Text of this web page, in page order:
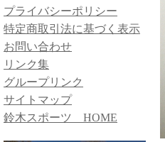
プライバシーポリシー
特定商取引法に基づく表示
お問い合わせ
リンク集
グループリンク
サイトマップ
鈴木スポーツ HOME